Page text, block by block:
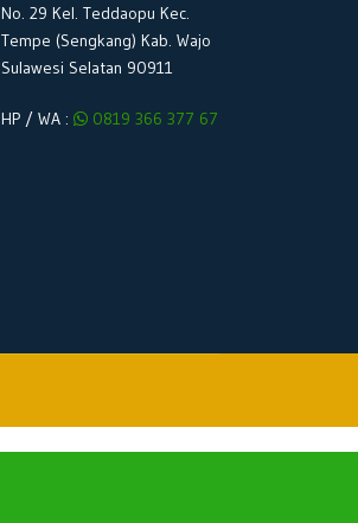
No. 29 Kel. Teddaopu Kec.
Tempe (Sengkang) Kab. Wajo
Sulawesi Selatan 90911
HP / WA : 0819 366 377 67